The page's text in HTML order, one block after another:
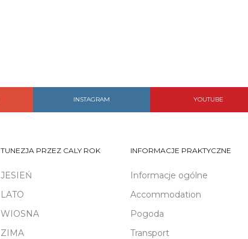
INSTAGRAM YOUTUBE
TUNEZJA PRZEZ CALY ROK
JESIEŃ
LATO
WIOSNA
ZIMA
INFORMACJE PRAKTYCZNE
Informacje ogólne
Accommodation
Pogoda
Transport